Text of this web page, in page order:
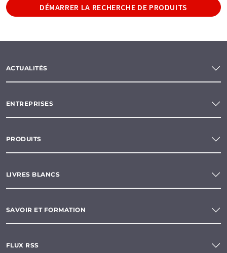
DÉMARRER LA RECHERCHE DE PRODUITS
ACTUALITÉS
ENTREPRISES
PRODUITS
LIVRES BLANCS
SAVOIR ET FORMATION
FLUX RSS